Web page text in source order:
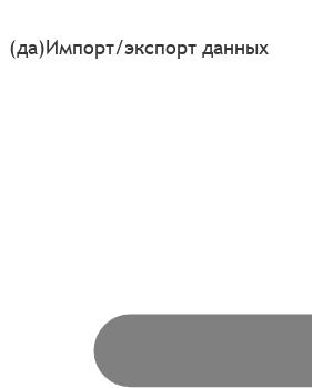
(да)Импорт/экспорт данных